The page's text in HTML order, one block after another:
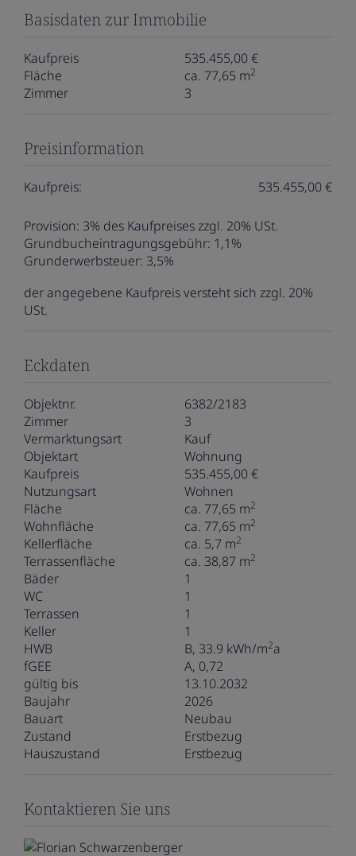
Basisdaten zur Immobilie
Kaufpreis
535.455,00 €
Fläche
ca. 77,65 m2
Zimmer 3
Preisinformation
Kaufpreis: 535.455,00 €
Provision: 3% des Kaufpreises zzgl. 20% USt.
Grundbucheintragungsgebühr: 1,1%
Grunderwerbsteuer: 3,5%
der angegebene Kaufpreis versteht sich zzgl. 20%
USt.
Eckdaten
Objektnr.
6382/2183
Zimmer
3
Vermarktungsart
Kauf
Objektart
Wohnung
Kaufpreis
535.455,00 €
Nutzungsart
Wohnen
Fläche
ca. 77,65 m2
Wohnfläche ca. 77,65 m2
Kellerfläche ca. 5,7 m2
Terrassenfläche ca. 38,87 m2
Bäder
1
WC
1
Terrassen
1
Keller
1
HWB
B, 33.9 kWh/m2a
fGEE
A, 0,72
gültig bis
13.10.2032
Baujahr
2026
Bauart
Neubau
Zustand
Erstbezug
Hauszustand
Erstbezug
Kontaktieren Sie uns